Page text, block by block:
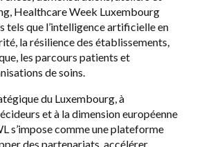
Healthcare Week Luxembourg
tels que l’intelligence artificielle en
la résilience des établissements,
les parcours patients et
de soins.
du Luxembourg, à
et à la dimension européenne
s’impose comme une plateforme
des partenariats, accélérer